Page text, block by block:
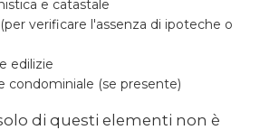
e catastale
verificare l'assenza di ipoteche o
edilizie
condominiale (se presente)
di questi elementi non è